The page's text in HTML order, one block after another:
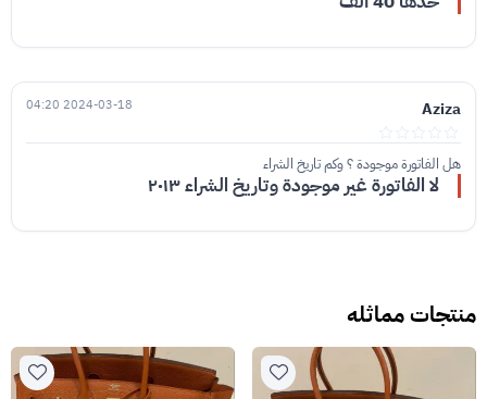
Aziza
2024-03-18 04:20
هل الفاتورة موجودة ؟ وكم تاريخ الشراء
لا الفاتورة غير موجودة وتاريخ الشراء ٢٠١٣
منتجات مماثله